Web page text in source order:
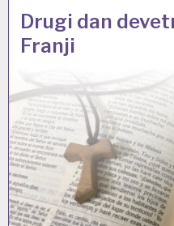
Drugi dan
Franji